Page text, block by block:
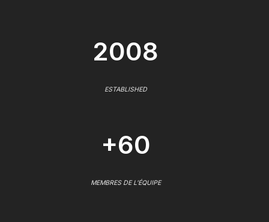
2008
ESTABLISHED
+60
MEMBRES DE L'ÉQUIPE